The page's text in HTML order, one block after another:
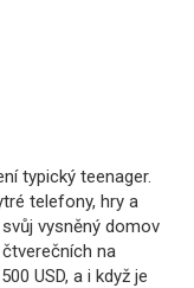
typický teenager.
telefony, hry a
vysněný domov
na
USD, a i když je